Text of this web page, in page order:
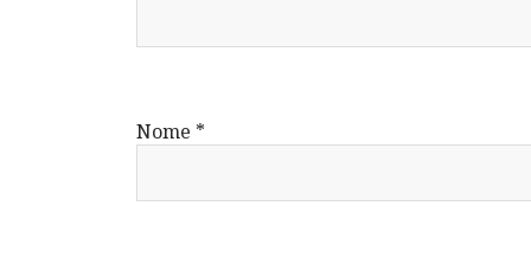
Nome *